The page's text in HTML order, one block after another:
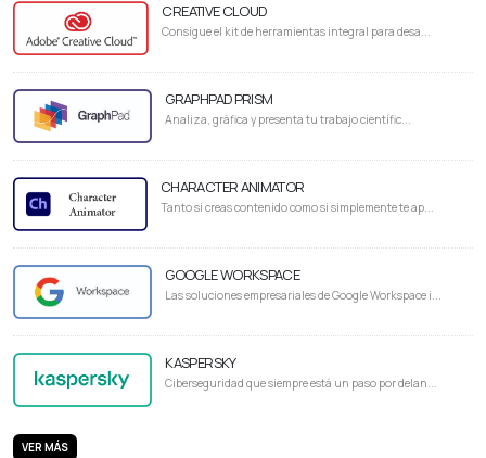
CREATIVE CLOUD
Consigue el kit de herramientas integral para desa...
GRAPHPAD PRISM
Analiza, gráfica y presenta tu trabajo científic...
CHARACTER ANIMATOR
Tanto si creas contenido como si simplemente te ap...
GOOGLE WORKSPACE
Las soluciones empresariales de Google Workspace i...
KASPERSKY
Ciberseguridad que siempre está un paso por delan...
VER MÁS